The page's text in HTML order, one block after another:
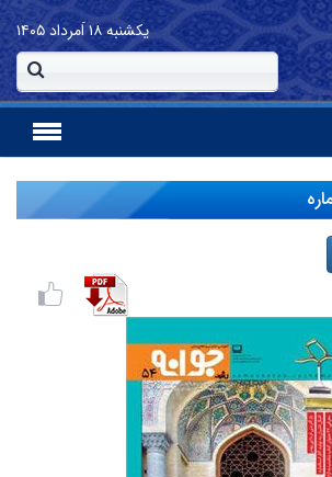
یکشنبه۱۸ اَمرداد ۱۴۰۵